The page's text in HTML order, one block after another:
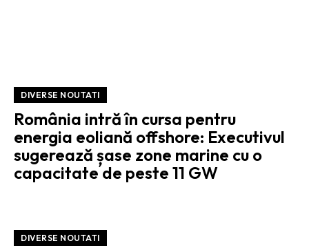
DIVERSE NOUTATI
România intră în cursa pentru
energia eoliană offshore: Executivul
sugerează șase zone marine cu o
capacitate de peste 11 GW
DIVERSE NOUTATI